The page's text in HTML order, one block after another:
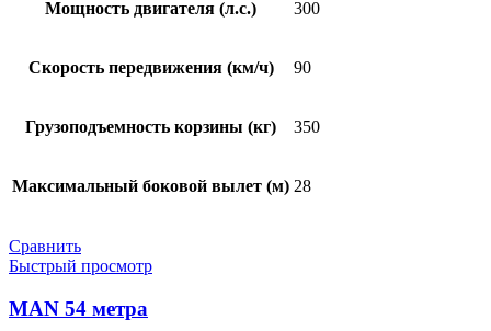
Мощность двигателя (л.с.) 300
Скорость передвижения (км/ч) 90
Грузоподъемность корзины (кг) 350
Максимальный боковой вылет (м) 28
Сравнить
Быстрый просмотр
MAN 54 метра